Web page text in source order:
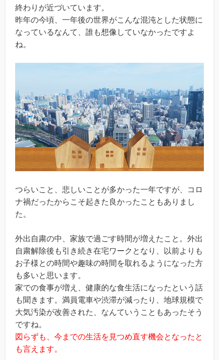
終わりが近づいています。
昨年の今頃、一年後の世界がこんな混沌とした状態に
なっているなんて、誰も想像していなかったですよ
ね。
つらいこと、悲しいことが多かった一年ですが、コロ
ナ禍だったからこそ起きた良かったこともありまし
た。
外出自粛の中、家族で過ごす時間が増えたこと。外出
自粛解除後も引き続き在宅ワークとなり、以前よりも
お子様との時間や趣味の時間を取れるようになった方
も多いと思います。
家での食事が増え、健康的な食生活になったという話
も聞きます。満員電車や渋滞が減ったり、地球規模で
大気汚染が改善された、なんていうこともあったそう
ですね。
図らずも、今までの生活を見つめ直す機会となったと
も言えます。